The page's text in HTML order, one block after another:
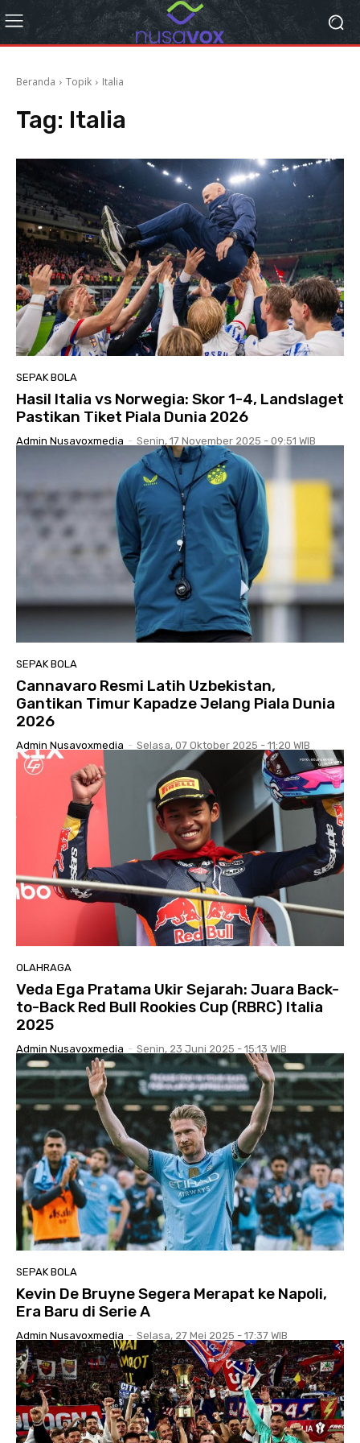
Beranda Topik Italia
Tag: Italia
SEPAK BOLA
Hasil Italia vs Norwegia: Skor 1-4, Landslaget
Pastikan Tiket Piala Dunia 2026
Admin Nusavoxmedia - Senin, 17 November 2025 - 09:51 WIB
SEPAK BOLA
Cannavaro Resmi Latih Uzbekistan,
Gantikan Timur Kapadze Jelang Piala Dunia
2026
Admin Nusavoxmedia - Selasa, 07 Oktober 2025 - 11:20 WIB
OLAHRAGA
Veda Ega Pratama Ukir Sejarah: Juara Back-
to-Back Red Bull Rookies Cup (RBRC) Italia
2025
Admin Nusavoxmedia - Senin, 23 Juni 2025 - 15:13 WIB
SEPAK BOLA
Kevin De Bruyne Segera Merapat ke Napoli,
Era Baru di Serie A
Admin Nusavoxmedia - Selasa, 27 Mei 2025 - 17:37 WIB